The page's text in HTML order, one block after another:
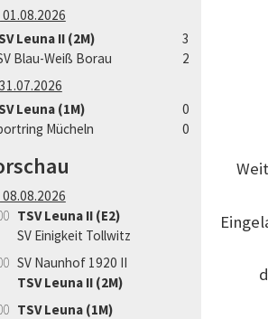
01.08.2026
Leuna II (2M)
3
Blau-Weiß Borau
2
Leuna (1M)
0
Mücheln
0
08.08.2026
TSV Leuna II (E2)
SV Einigkeit Tollwitz
SV Naunhof 1920 II
TSV Leuna II (2M)
TSV Leuna (1M)